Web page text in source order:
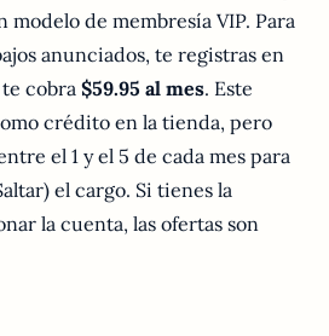
modelo de membresía VIP. Para
anunciados, te registras en
te cobra$59.95 al mes. Este
crédito en la tienda, pero
el 1 y el 5 de cada mes para
el cargo. Si tienes la
la cuenta, las ofertas son